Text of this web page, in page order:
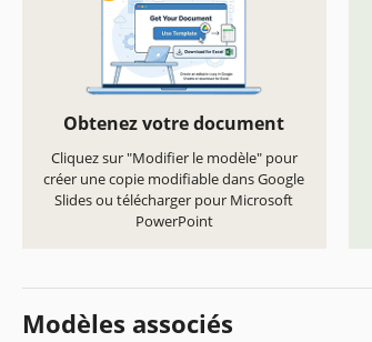
Obtenez votre document
Cliquez sur "Modifier le modèle" pour
créer une copie modifiable dans Google
Slides ou télécharger pour Microsoft
PowerPoint
Modèles associés